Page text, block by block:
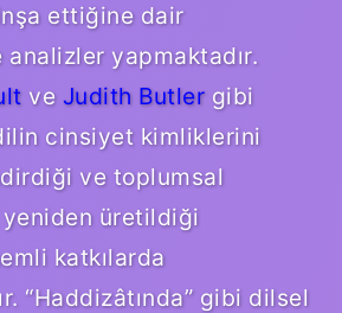
inşa ettiğine dair
yapmaktadır.
ve Judith Butler gibi
cinsiyet kimliklerini
ve toplumsal
yeniden üretildiği
katkılarda
“Haddizâtında” gibi dilsel